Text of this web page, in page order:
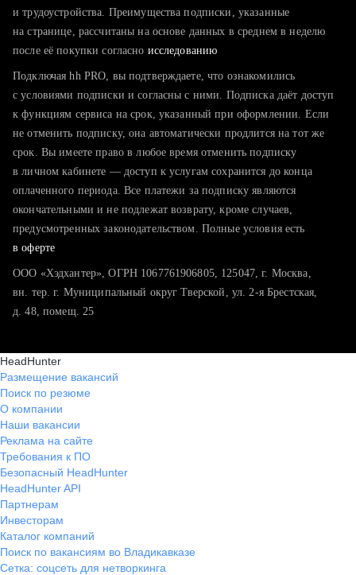
тратите много времени на поиск и вручную поднимаете
хотите сравнить себя с конкурентами и оценить шансы
и трудоустройства. Преимущества подписки, указанные
на странице, рассчитаны на основе данных в среднем в неделю
после её покупки согласно исследованию
Подключая hh PRO, вы подтверждаете, что ознакомились
с условиями подписки и согласны с ними. Подписка даёт доступ
к функциям сервиса на срок, указанный при оформлении. Если
не отменить подписку, она автоматически продлится на тот же
срок. Вы имеете право в любое время отменить подписку
в личном кабинете — доступ к услугам сохранится до конца
оплаченного периода. Все платежи за подписку являются
окончательными и не подлежат возврату, кроме случаев,
предусмотренных законодательством. Полные условия есть
в оферте
ООО «Хэдхантер», ОГРН 1067761906805, 125047, г. Москва,
вн. тер. г. Муниципальный округ Тверской, ул. 2-я Брестская,
д. 48, помещ. 25
HeadHunter
Размещение вакансий
Поиск по резюме
О компании
Наши вакансии
Реклама на сайте
Требования к ПО
Безопасный HeadHunter
HeadHunter API
Партнерам
Инвесторам
Каталог компаний
Поиск по вакансиям во Владикавказе
Сетка: соцсеть для нетворкинга